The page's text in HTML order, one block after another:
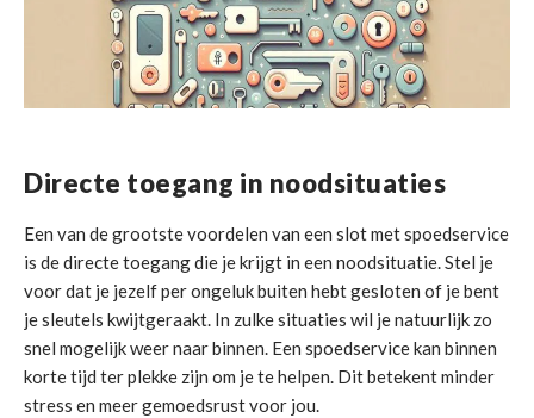
Directe toegang in noodsituaties
Een van de grootste voordelen van een slot met spoedservice
is de directe toegang die je krijgt in een noodsituatie. Stel je
voor dat je jezelf per ongeluk buiten hebt gesloten of je bent
je sleutels kwijtgeraakt. In zulke situaties wil je natuurlijk zo
snel mogelijk weer naar binnen. Een spoedservice kan binnen
korte tijd ter plekke zijn om je te helpen. Dit betekent minder
stress en meer gemoedsrust voor jou.